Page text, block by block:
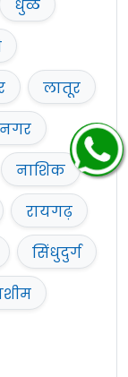
धुळे
लातूर
नाशिक
रायगढ़
सिंधुदुर्ग